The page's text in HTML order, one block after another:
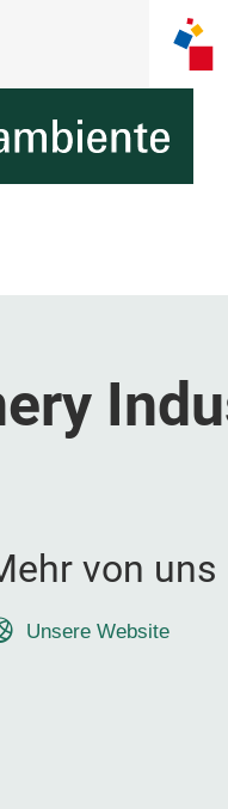
von uns
Unsere Website